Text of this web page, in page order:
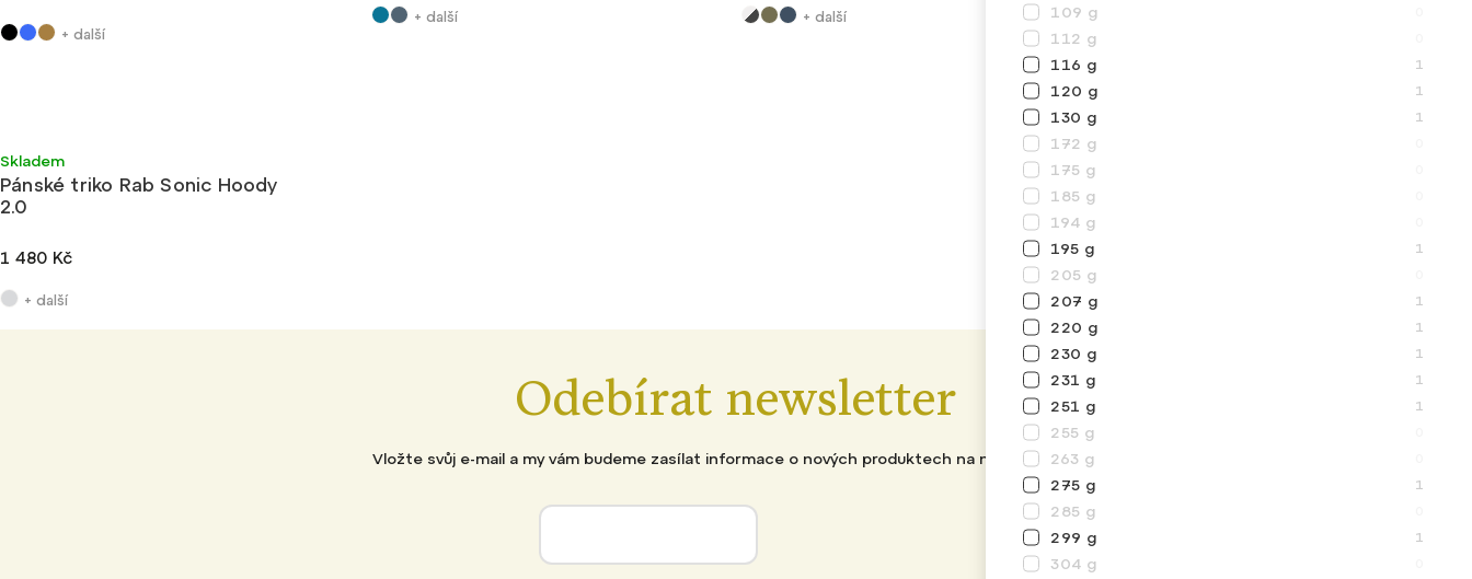
109 g
112 g
116 g 1
120 g 1
130 g 1
172 g
175 g
185 g
194 g
195 g 1
205 g
207 g 1
220 g 1
230 g 1
231 g 1
251 g 1
255 g
263 g
275 g 1
285 g
299 g 1
304 g
+ další
+ další + další
Novinka
Pánské triko Rab Sonic Hoody
2.0
Skladem
1 480 Kč
+ další
Odebírat newsletter
Vložte svůj e-mail a my vám budeme zasílat informace o nových produktech na našem e-shopu.